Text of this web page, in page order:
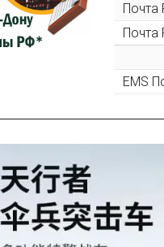
Пришлите
10% при
за текстовый
Оставьте
указанием
Почта
Почта
EMS